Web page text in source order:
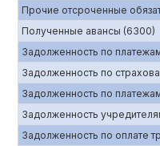
Прочие отсроченные
Полученные авансы (6300)
Задолженность по
Задолженность по
Задолженность по
Задолженность
Задолженность по оплате